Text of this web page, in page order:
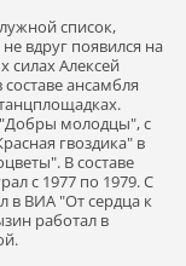
список,
вдруг появился на
силах Алексей
ансамбля
молодцы", с
гвоздика" в
В составе
с 1977 по 1979. C
в ВИА "От сердца к
работал в